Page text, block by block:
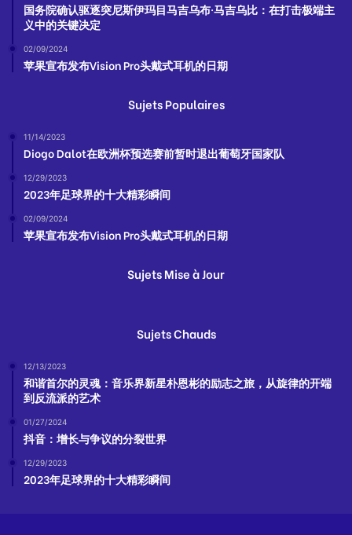
国务院确认驱逐突尼斯伊玛目马吉乌布·马吉乌比：在打击极端主
义中的关键决定
02/09/2024
苹果宣布发布Vision Pro头戴式耳机的日期
Sujets Populaires
11/14/2023
Diogo Dalot在欧洲杯预选赛前暂时退出葡萄牙国家队
12/29/2023
2023年足球界的十大精彩瞬间
02/09/2024
苹果宣布发布Vision Pro头戴式耳机的日期
Sujets Mise à Jour
Sujets Chauds
12/13/2023
和谐首尔的灵魂：音乐界新星朴恩彬的励志之旅，从旋律的开端
到反流派的艺术
01/27/2024
抖音：增长与争议的分裂世界
12/29/2023
2023年足球界的十大精彩瞬间